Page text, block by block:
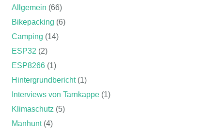
Allgemein (66)
Bikepacking (6)
Camping (14)
ESP32 (2)
ESP8266 (1)
Hintergrundbericht(1)
Interviews von Tarnkappe (1)
Klimaschutz (5)
Manhunt(4)